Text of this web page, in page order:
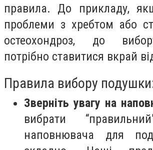
правила. До прикладу,
проблеми з хребтом або
остеохондроз, до
потрібно ставитися вкрай
Правила вибору
Зверніть увагу на
вибрати
наповнювача для